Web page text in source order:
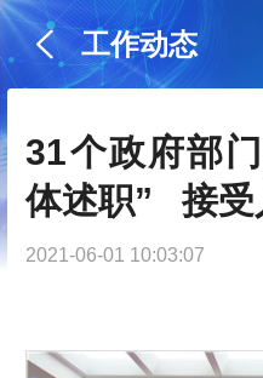
工作动态
31个政府部
体述职”   接
2021-06-01 10:03:07